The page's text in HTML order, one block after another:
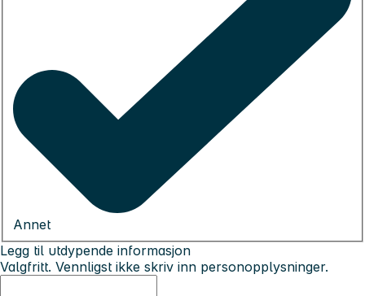
Annet
Legg til utdypende informasjon
Valgfritt. Vennligst ikke skriv inn personopplysninger.